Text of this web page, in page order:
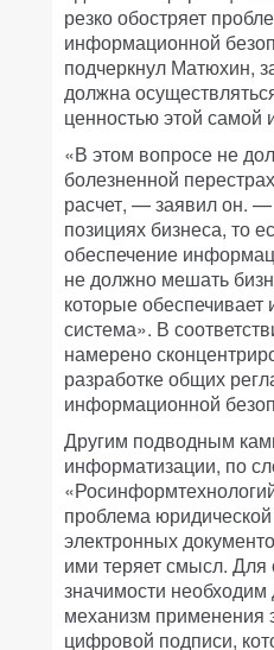
резко обостряет
информационной
подчеркнул Матюхин,
должна
ценностью этой
«В этом вопросе не
болезненной
расчет, — заявил он. —
позициях бизнеса, то
обеспечение
не должно мешать
которые
система». В
намерено
разработке общих
информационной
Другим подводным
информатизации, по
проблема
электронных
ими теряет смысл. Для
значимости
механизм применения
цифровой подписи,